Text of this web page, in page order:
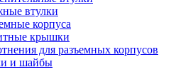
втулки
корпуса
крышки
для разъемных корпусов
и шайбы